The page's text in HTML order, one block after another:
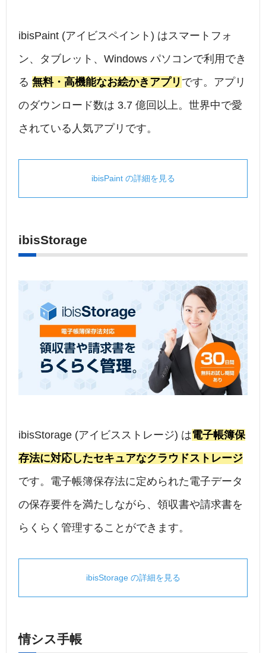
ibisPaint (アイビスペイント) はスマートフォ
ン、タブレット、Windows パソコンで利用でき
る 無料・高機能なお絵かきアプリ です。アプリ
のダウンロード数は 3.7 億回以上。世界中で愛
されている人気アプリです。
ibisPaint の詳細を見る
ibisStorage
ibisStorage (アイビスストレージ) は電子帳簿保
存法に対応したセキュアなクラウドストレージ
です。電子帳簿保存法に定められた電子データ
の保存要件を満たしながら、領収書や請求書を
らくらく管理することができます。
ibisStorage の詳細を見る
情シス手帳